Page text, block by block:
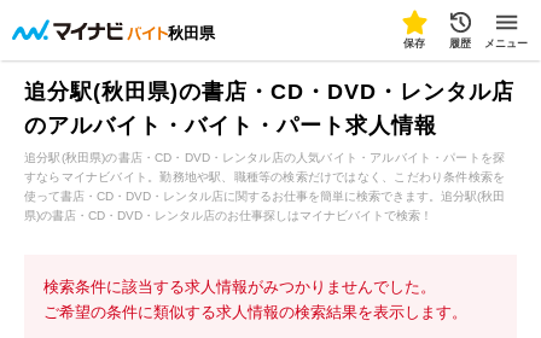
秋田県
保存 履歴 メニュー
追分駅(秋田県)の書店・CD・DVD・レンタル店
のアルバイト・バイト・パート求人情報
追分駅(秋田県)の書店・CD・DVD・レンタル店の人気バイト・アルバイト・パートを探
すならマイナビバイト。勤務地や駅、職種等の検索だけではなく、こだわり条件検索を
使って書店・CD・DVD・レンタル店に関するお仕事を簡単に検索できます。追分駅(秋田
県)の書店・CD・DVD・レンタル店のお仕事探しはマイナビバイトで検索！
検索条件に該当する求人情報がみつかりませんでした。
ご希望の条件に類似する求人情報の検索結果を表示します。